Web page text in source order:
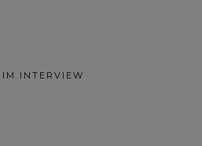
IM INTERVIEW